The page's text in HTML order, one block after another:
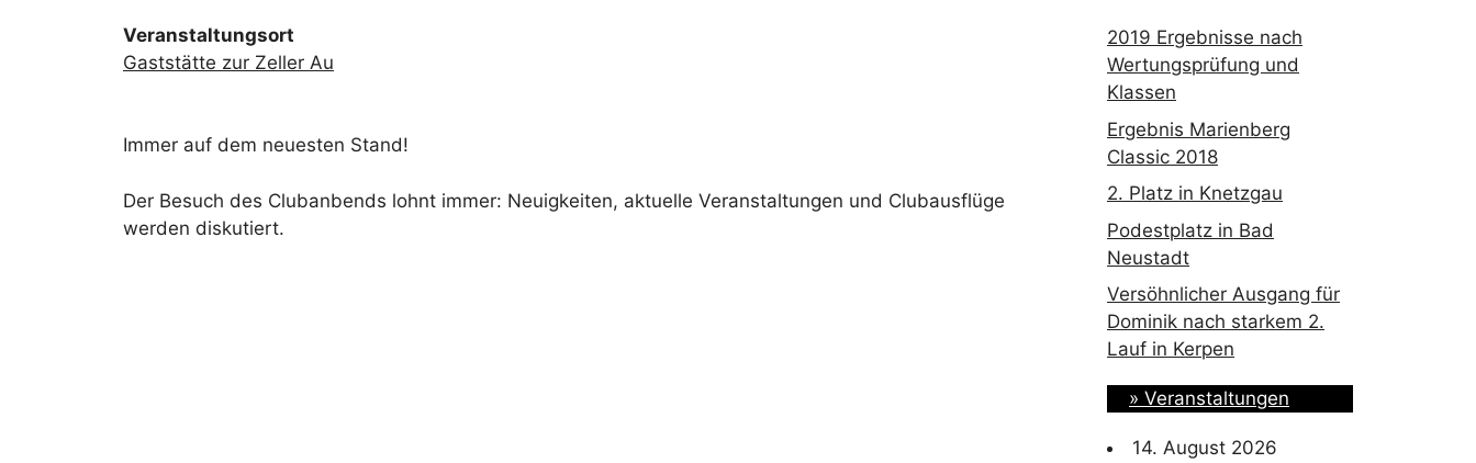
Veranstaltungsort
Gaststätte zur Zeller Au
Immer auf dem neuesten Stand!
Der Besuch des Clubanbends lohnt immer: Neuigkeiten, aktuelle Veranstaltungen und Clubausflüge
werden diskutiert.
2019 Ergebnisse nach
Wertungsprüfung und
Klassen
Ergebnis Marienberg
Classic 2018
2. Platz in Knetzgau
Podestplatz in Bad
Neustadt
Versöhnlicher Ausgang für
Dominik nach starkem 2.
Lauf in Kerpen
» Veranstaltungen
14. August 2026